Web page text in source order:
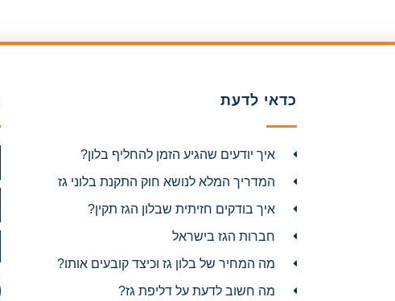
כדאי לדעת
איך יודעים שהגיע הזמן להחליף בלון?
המדריך המלא לנושא חוק התקנת בלוני גז
איך בודקים חזיתית שבלון הגז תקין?
חברות הגז בישראל
מה המחיר של בלון גז וכיצד קובעים אותו?
מה חשוב לדעת על דליפת גז?